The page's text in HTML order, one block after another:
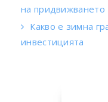
на придвижването
Какво е зимна
инвестицията